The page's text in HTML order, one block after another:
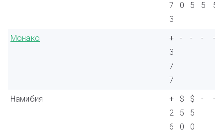
7
3
0
5
5
5
Монако
+
3
7
7
- - - -
Намибия
+
2
6
$
5
0
$
5
0
- -